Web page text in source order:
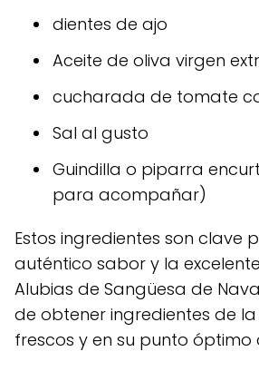
dientes de ajo
Aceite de oliva virgen
cucharada de tomate
Sal al gusto
Guindilla o piparra
para acompañar)
Estos ingredientes son clave
auténtico sabor y la
Alubias de Sangüesa de
de obtener ingredientes de
frescos y en su punto óptimo